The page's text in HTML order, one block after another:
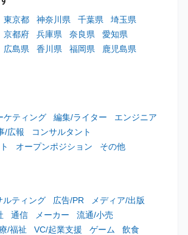
東京都 神奈川県 千葉県
埼玉県
京都府 兵庫県 奈良県
愛知県
広島県 香川県 福岡県
鹿児島県
ケティング 編集/ライター
エンジニア
/広報
コンサルタント
オープンポジション その他
ルティング 広告/PR
メディア/出版
通信 メーカー
流通/小売
/福祉 VC/起業支援 ゲーム
飲食